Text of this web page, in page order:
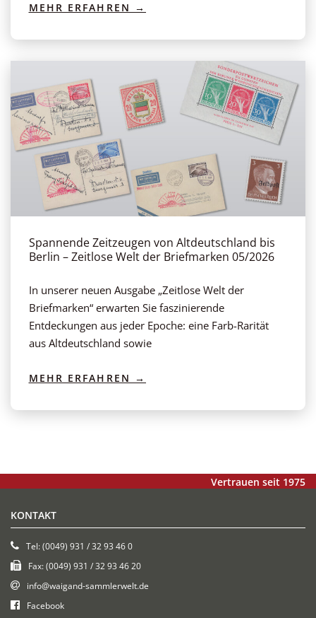
MEHR ERFAHREN →
Spannende Zeitzeugen von Altdeutschland bis
Berlin – Zeitlose Welt der Briefmarken 05/2026
In unserer neuen Ausgabe „Zeitlose Welt der
Briefmarken“ erwarten Sie faszinierende
Entdeckungen aus jeder Epoche: eine Farb-Rarität
aus Altdeutschland sowie
MEHR ERFAHREN →
Vertrauen seit 1975
KONTAKT
Tel: (0049) 931 / 32 93 46 0
Fax: (0049) 931 / 32 93 46 20
info@waigand-sammlerwelt.de
Facebook